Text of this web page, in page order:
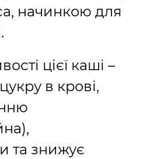
начинкою для
цієї каші –
в крові,
та знижує